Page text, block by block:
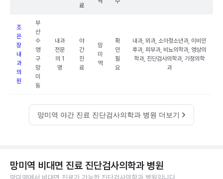
료
조
은
장
내
과
의
원
부
산
수
영
구
망
미
동
내과
전문
의 1
명
야
간
진
료
망
미
역
확
인
필
요
내과, 외과, 소아청소년과, 이비인
후과, 피부과, 비뇨의학과, 영상의
학과, 진단검사의학과, 가정의학
과
망미역 야간 진료 진단검사의학과 병원 더보기
망미역 비대면 진료 진단검사의학과 병원